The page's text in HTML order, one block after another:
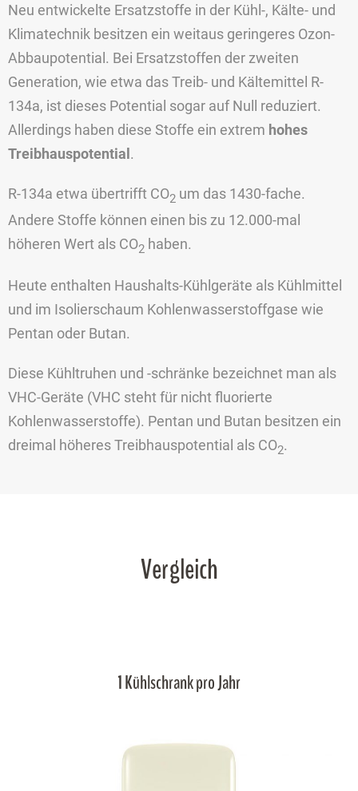
Neu entwickelte Ersatzstoffe in der Kühl-, Kälte- und
Klimatechnik besitzen ein weitaus geringeres Ozon-
Abbaupotential. Bei Ersatzstoffen der zweiten
Generation, wie etwa das Treib- und Kältemittel R-
134a, ist dieses Potential sogar auf Null reduziert.
Allerdings haben diese Stoffe ein extrem hohes
Treibhauspotential.
R-134a etwa übertrifft CO2 um das 1430-fache.
Andere Stoffe können einen bis zu 12.000-mal
höheren Wert als CO2 haben.
Heute enthalten Haushalts-Kühlgeräte als Kühlmittel
und im Isolierschaum Kohlenwasserstoffgase wie
Pentan oder Butan.
Diese Kühltruhen und -schränke bezeichnet man als
VHC-Geräte (VHC steht für nicht fluorierte
Kohlenwasserstoffe). Pentan und Butan besitzen ein
dreimal höheres Treibhauspotential als CO2.
Vergleich
1 Kühlschrank pro Jahr